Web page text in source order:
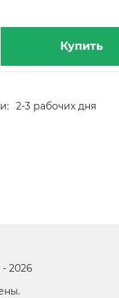
Купить
2-3 рабочих дня
- 2026